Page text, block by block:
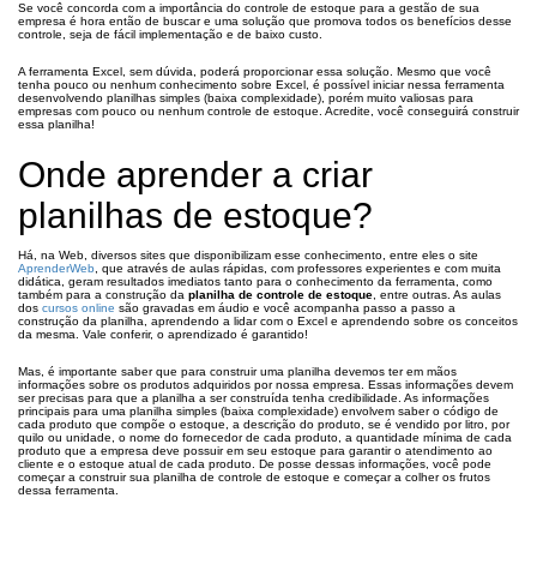
Se você concorda com a importância do controle de estoque para a gestão de sua
empresa é hora então de buscar e uma solução que promova todos os benefícios desse
controle, seja de fácil implementação e de baixo custo.
A ferramenta Excel, sem dúvida, poderá proporcionar essa solução. Mesmo que você
tenha pouco ou nenhum conhecimento sobre Excel, é possível iniciar nessa ferramenta
desenvolvendo planilhas simples (baixa complexidade), porém muito valiosas para
empresas com pouco ou nenhum controle de estoque. Acredite, você conseguirá construir
essa planilha!
Onde aprender a criar
planilhas de estoque?
Há, na Web, diversos sites que disponibilizam esse conhecimento, entre eles o site
AprenderWeb , que através de aulas rápidas, com professores experientes e com muita
didática, geram resultados imediatos tanto para o conhecimento da ferramenta, como
também para a construção da planilha de controle de estoque , entre outras. As aulas
dos cursos online são gravadas em áudio e você acompanha passo a passo a
construção da planilha, aprendendo a lidar com o Excel e aprendendo sobre os conceitos
da mesma. Vale conferir, o aprendizado é garantido!
Mas, é importante saber que para construir uma planilha devemos ter em mãos
informações sobre os produtos adquiridos por nossa empresa. Essas informações devem
ser precisas para que a planilha a ser construída tenha credibilidade. As informações
principais para uma planilha simples (baixa complexidade) envolvem saber o código de
cada produto que compõe o estoque, a descrição do produto, se é vendido por litro, por
quilo ou unidade, o nome do fornecedor de cada produto, a quantidade mínima de cada
produto que a empresa deve possuir em seu estoque para garantir o atendimento ao
cliente e o estoque atual de cada produto. De posse dessas informações, você pode
começar a construir sua planilha de controle de estoque e começar a colher os frutos
dessa ferramenta.